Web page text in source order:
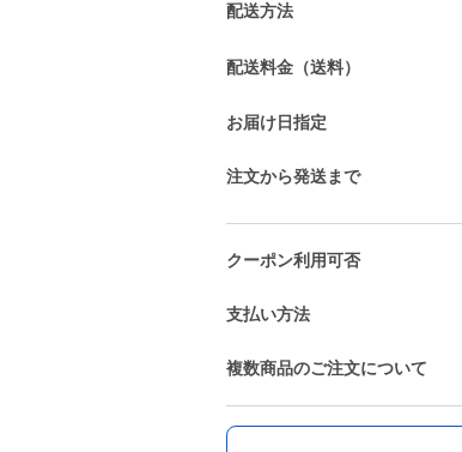
配送方法
配送料金（送料）
お届け日指定
注文から発送まで
クーポン利用可否
支払い方法
複数商品のご注文について